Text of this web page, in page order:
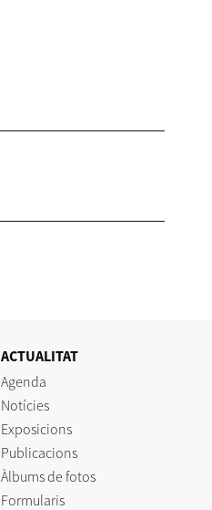
ACTUALITAT
Agenda
Notícies
Exposicions
Publicacions
Àlbums de fotos
Formularis